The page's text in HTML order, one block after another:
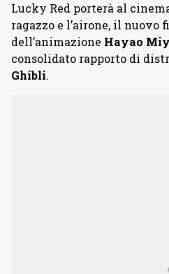
Lucky Red porterà al
ragazzo e l’airone, il nuovo
dell’animazione Hayao
consolidato rapporto di
Ghibli.